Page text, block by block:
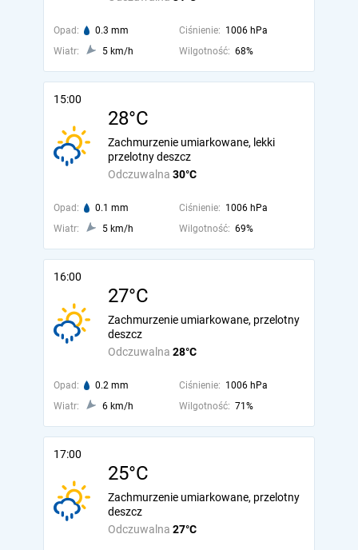
Opad: 0.3 mm Ciśnienie: 1006 hPa
Wiatr:
5 km/h Wilgotność: 68%
15:00
28°C
Odczuwalna 30°C
Zachmurzenie umiarkowane, lekki
przelotny deszcz
Opad: 0.1 mm Ciśnienie: 1006 hPa
Wiatr:
5 km/h Wilgotność: 69%
16:00
27°C
Odczuwalna 28°C
Zachmurzenie umiarkowane, przelotny
deszcz
Opad: 0.2 mm Ciśnienie: 1006 hPa
Wiatr:
6 km/h Wilgotność: 71%
17:00
25°C
Odczuwalna 27°C
Zachmurzenie umiarkowane, przelotny
deszcz